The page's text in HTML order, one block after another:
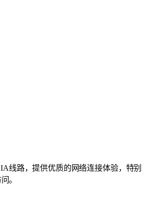
线路，提供优质的网络连接体验，特别
。